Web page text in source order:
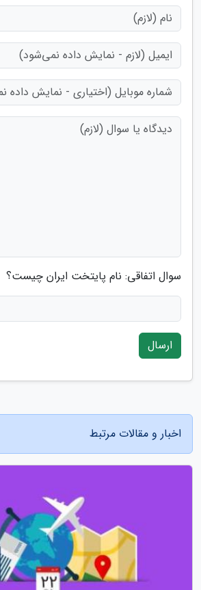
سوال اتفاقی: نام پایتخت ایران چیست؟
ارسال
اخبار و مقالات مرتبط